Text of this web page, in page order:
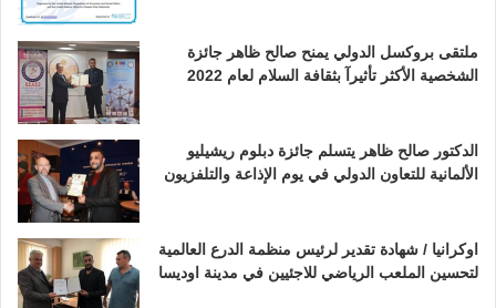
ملتقى بروكسل الدولي يمنح صالح ظاهر جائزة
الشخصية الأكثر تأثيرآ بثقافة السلام لعام 2022
الدكتور صالح ظاهر يتسلم جائزة دبلوم ريشيليو
الألمانية للتعاون الدولي في يوم الإذاعة والتلفزيون
اوكرانيا / شهادة تقدير لرئيس منظمة الدرع العالمية
لتحسين الملعب الرياضي للاجئيين في مدينة اوديسا